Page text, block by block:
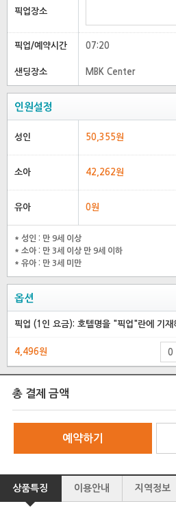
픽업장소
픽업/예약시간 07:20
샌딩장소 MBK Center
인원설정
성인 50,355원
소아 42,262원
유아 0원
* 성인 : 만 9세 이상
* 소아 : 만 3세 이상 만 9세 이하
* 유아 : 만 3세 미만
옵션
픽업 (1인 요금): 호텔명을 "픽업"란에 기재
4,496원
총 결제 금액
예약하기
상품특징 이용안내 지역정보